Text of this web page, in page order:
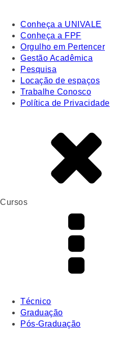
Conheça a UNIVALE
Conheça a FPF
Orgulho em Pertencer
Gestão Acadêmica
Pesquisa
Locação de espaços
Trabalhe Conosco
Política de Privacidade
Cursos
Técnico
Graduação
Pós-Graduação